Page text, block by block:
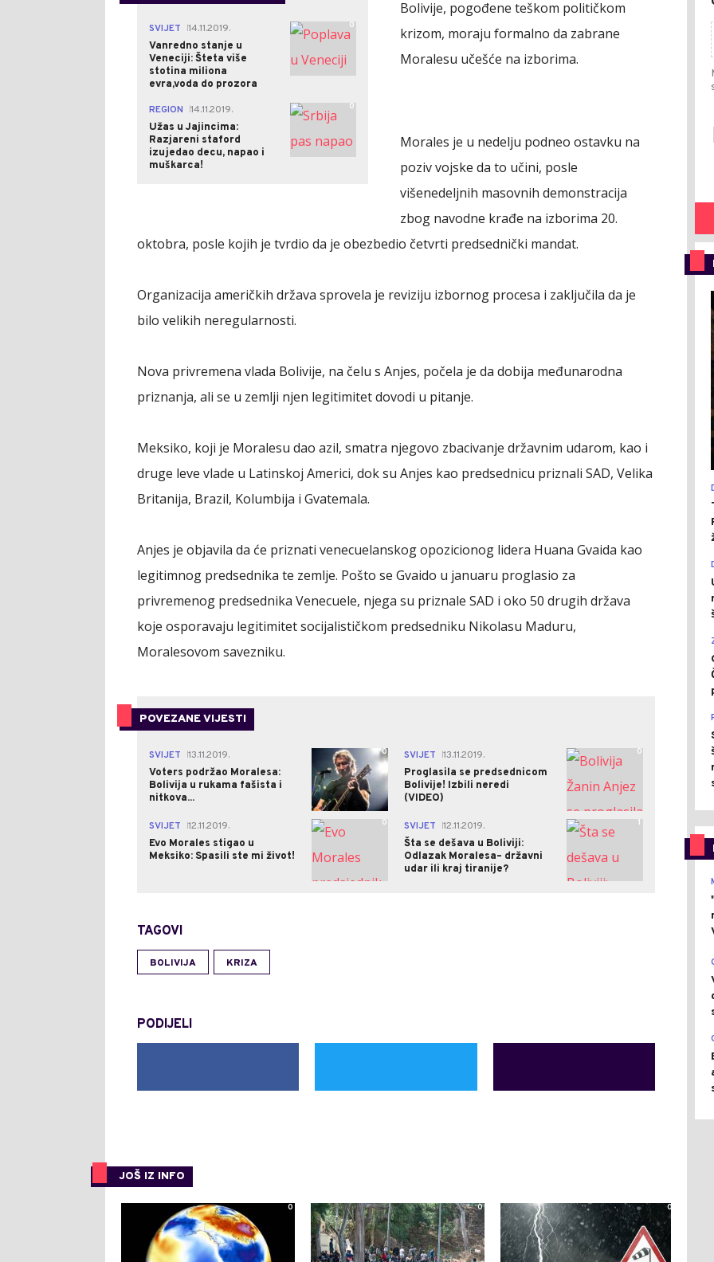
SVIJET
14.11.2019.
Vanredno stanje u
Veneciji: Šteta više
stotina miliona
evra,voda do prozora
0
REGION
14.11.2019.
Užas u Jajincima:
Razjareni staford
izujedao decu, napao i
muškarca!
0
Bolivije, pogođene teškom političkom
krizom, moraju formalno da zabrane
Moralesu učešće na izborima.
Morales je u nedelju podneo ostavku na
poziv vojske da to učini, posle
višenedeljnih masovnih demonstracija
zbog navodne krađe na izborima 20.
oktobra, posle kojih je tvrdio da je obezbedio četvrti predsednički mandat.
Organizacija američkih država sprovela je reviziju izbornog procesa i zaključila da je
bilo velikih neregularnosti.
Nova privremena vlada Bolivije, na čelu s Anjes, počela je da dobija međunarodna
priznanja, ali se u zemlji njen legitimitet dovodi u pitanje.
Meksiko, koji je Moralesu dao azil, smatra njegovo zbacivanje državnim udarom, kao i
druge leve vlade u Latinskoj Americi, dok su Anjes kao predsednicu priznali SAD, Velika
Britanija, Brazil, Kolumbija i Gvatemala.
Anjes je objavila da će priznati venecuelanskog opozicionog lidera Huana Gvaida kao
legitimnog predsednika te zemlje. Pošto se Gvaido u januaru proglasio za
privremenog predsednika Venecuele, njega su priznale SAD i oko 50 drugih država
koje osporavaju legitimitet socijalističkom predsedniku Nikolasu Maduru,
Moralesovom savezniku.
POVEZANE VIJESTI
SVIJET
13.11.2019.
Voters podržao Moralesa:
Bolivija u rukama fašista i
nitkova...
0 SVIJET
13.11.2019.
Proglasila se predsednicom
Bolivije! Izbili neredi
(VIDEO)
0
SVIJET
12.11.2019.
Evo Morales stigao u
Meksiko: Spasili ste mi život!
0 SVIJET
12.11.2019.
Šta se dešava u Boliviji:
Odlazak Moralesa– državni
udar ili kraj tiranije?
1
TAGOVI
BOLIVIJA KRIZA
PODIJELI
JOŠ IZ INFO
0 0 0